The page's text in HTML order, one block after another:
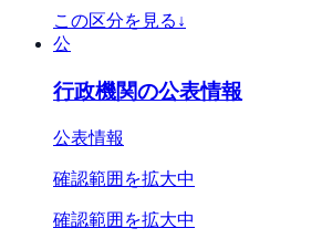
この区分を見る ↓
公
行政機関の公表情報
公表情報
確認範囲を拡大中
確認範囲を拡大中